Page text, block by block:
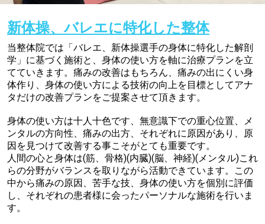
新体操、バレエに特化した整体
当整体院では「バレエ、新体操選手の身体に特化した解剖
学」に基づく施術と、身体の使い方を軸に治療プランを立
てていきます。痛みの改善はもちろん、痛みの出にくい身
体作り、身体の使い方による技術の向上を目標としてアナ
タだけの改善プランをご提案させて頂きます。
身体の使い方は十人十色です、無意識下での重心位置、メ
ンタルの方向性、痛みの出方、それぞれに原因があり、原
因を見つけて改善する事こそがとても重要です。
人間の心と身体は(筋、骨格)(内臓)(脳、神経)(メンタル)これ
らの分野がバランスを取りながら活動できています。この
中から痛みの原因、苦手な技、身体の使い方を個別に評価
し、それぞれの患者様に会ったパーソナルな施術を行いま
す。